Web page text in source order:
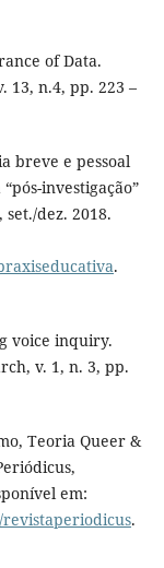
of Data.
13, n.4, pp. 223 –
breve e pessoal
investigação”
set./dez. 2018.
.
voice inquiry.
v. 1, n. 3, pp.
Teoria Queer &
em:
.